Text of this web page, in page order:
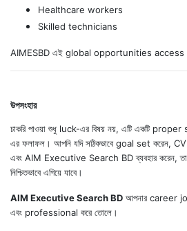
Healthcare workers
Skilled technicians
AIMESBD এই global opportunities access
উপসংহার
চাকরি পাওয়া শুধু luck-এর বিষয় নয়, এটি একটি
এর ফলাফল। আপনি যদি সঠিকভাবে goal set করেন,
এবং AIM Executive Search BD ব্যবহার করেন,
নিশ্চিতভাবে এগিয়ে যাবে।
AIM Executive Search BD আপনার career
এবং professional করে তোলে।